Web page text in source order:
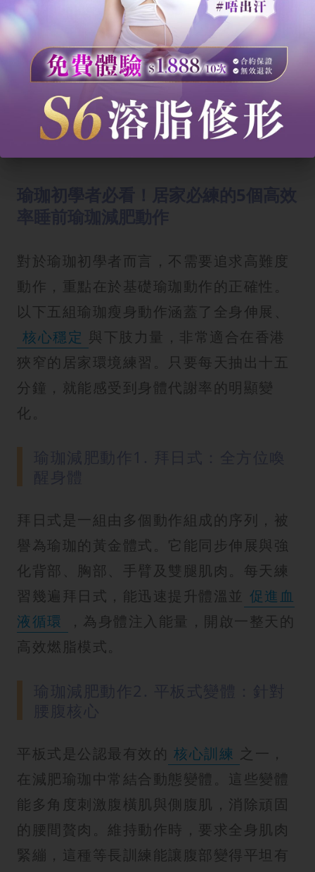
我已閱讀並同意有關 條款細則 以及 隱私政
策。
完成登記
對於瑜珈初學者而言，不需要追求高難度
動作，重點在於基礎瑜珈動作的正確性。
以下五組瑜珈瘦身動作涵蓋了全身伸展、
核心穩定 與下肢力量，非常適合在香港
狹窄的居家環境練習。只要每天抽出十五
分鐘，就能感受到身體代謝率的明顯變
化。
拜日式是一組由多個動作組成的序列，被
譽為瑜珈的黃金體式。它能同步伸展與強
化背部、胸部、手臂及雙腿肌肉。每天練
習幾遍拜日式，能迅速提升體溫並 促進血
液循環
，為身體注入能量，開啟一整天的
高效燃脂模式。
平板式是公認最有效的 核心訓練 之一，
在減肥瑜珈中常結合動態變體。這些變體
能多角度刺激腹橫肌與側腹肌，消除頑固
的腰間贅肉。維持動作時，要求全身肌肉
緊繃，這種等長訓練能讓腹部變得平坦有